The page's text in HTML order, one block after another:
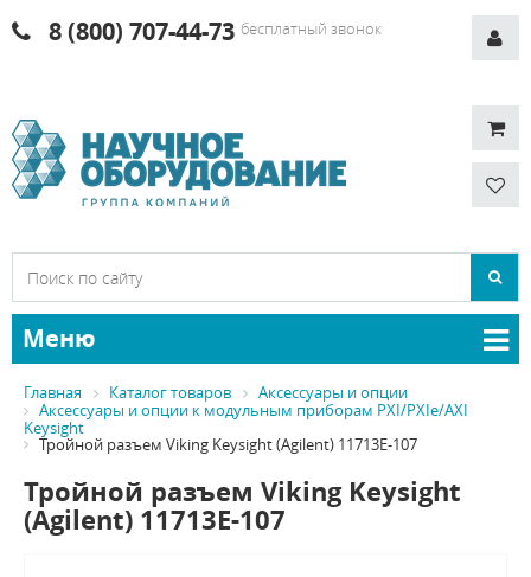
8 (800) 707-44-73 бесплатный звонок
Меню
Главная Каталог товаров
Аксессуары и опции
Аксессуары и опции к модульным приборам PXI/PXIe/AXI
Keysight
Тройной разъем Viking Keysight (Agilent) 11713E-107
Тройной разъем Viking Keysight
(Agilent) 11713E-107